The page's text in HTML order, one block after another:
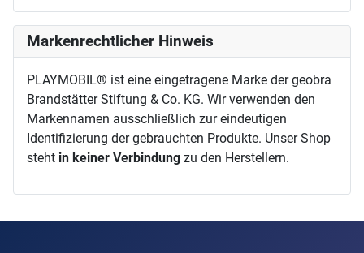
Markenrechtlicher Hinweis
PLAYMOBIL® ist eine eingetragene Marke der geobra
Brandstätter Stiftung & Co. KG. Wir verwenden den
Markennamen ausschließlich zur eindeutigen
Identifizierung der gebrauchten Produkte. Unser Shop
steht in keiner Verbindung zu den Herstellern.